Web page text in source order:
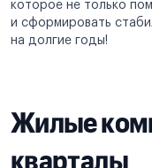
которое не только
и сформировать
на долгие годы!
Жилые
кварталы